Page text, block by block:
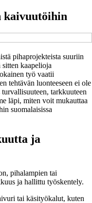
kaivuutöihin
pihaprojekteista suuriin
kaapelioja
työ vaatii
tehtävän luonteeseen ei ole
tarkkuuteen
läpi, miten voit mukauttaa
suomalaisissa
ja
pihalampien tai
ja hallittu työskentely.
tai käsityökalut, kuten